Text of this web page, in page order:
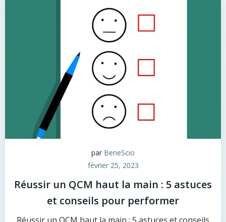
par BeneScio
février 25, 2023
Réussir un QCM haut la main : 5 astuces
et conseils pour performer